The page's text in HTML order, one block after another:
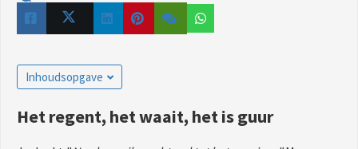
Inhoudsopgave
Het regent, het waait, het is guur